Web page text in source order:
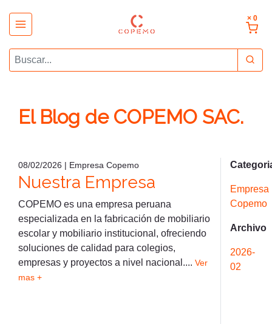
× 0
El Blog de COPEMO SAC.
08/02/2026 | Empresa Copemo
Nuestra Empresa
COPEMO es una empresa peruana
especializada en la fabricación de mobiliario
escolar y mobiliario institucional, ofreciendo
soluciones de calidad para colegios,
empresas y proyectos a nivel nacional.... Ver
mas +
Empresa
Copemo
Archivo
2026-
02